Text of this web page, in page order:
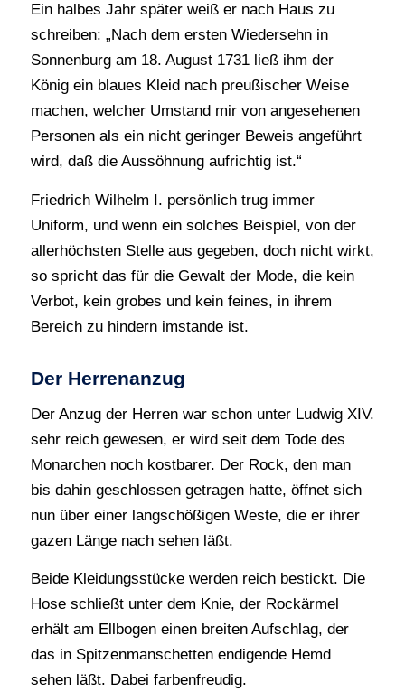
Ein halbes Jahr später weiß er nach Haus zu
schreiben: „Nach dem ersten Wiedersehn in
Sonnenburg am 18. August 1731 ließ ihm der
König ein blaues Kleid nach preußischer Weise
machen, welcher Umstand mir von angesehenen
Personen als ein nicht geringer Beweis angeführt
wird, daß die Aussöhnung aufrichtig ist.“
Friedrich Wilhelm I. persönlich trug immer
Uniform, und wenn ein solches Beispiel, von der
allerhöchsten Stelle aus gegeben, doch nicht wirkt,
so spricht das für die Gewalt der Mode, die kein
Verbot, kein grobes und kein feines, in ihrem
Bereich zu hindern imstande ist.
Der Herrenanzug
Der Anzug der Herren war schon unter Ludwig XIV.
sehr reich gewesen, er wird seit dem Tode des
Monarchen noch kostbarer. Der Rock, den man
bis dahin geschlossen getragen hatte, öffnet sich
nun über einer langschößigen Weste, die er ihrer
gazen Länge nach sehen läßt.
Beide Kleidungsstücke werden reich bestickt. Die
Hose schließt unter dem Knie, der Rockärmel
erhält am Ellbogen einen breiten Aufschlag, der
das in Spitzenmanschetten endigende Hemd
sehen läßt. Dabei farbenfreudig.